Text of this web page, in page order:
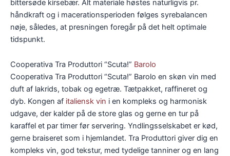
bittersøde kirsebær. Alt materiale høstes naturligvis pr.
håndkraft og i macerationsperioden følges syrebalancen
nøje, således, at presningen foregår på det helt optimale
tidspunkt.
Cooperativa Tra Produttori “Scuta!” Barolo
Cooperativa Tra Produttori “Scuta!” Barolo en skøn vin med
duft af lakrids, tobak og egetræ. Tætpakket, raffineret og
dyb. Kongen af italiensk vin i en kompleks og harmonisk
udgave, der kalder på de store glas og gerne en tur på
karaffel et par timer før servering. Yndlingsselskabet er kød,
gerne braiseret som i hjemlandet. Tra Produttori giver dig en
kompleks vin, god tekstur, med tydelige tanniner og en lang